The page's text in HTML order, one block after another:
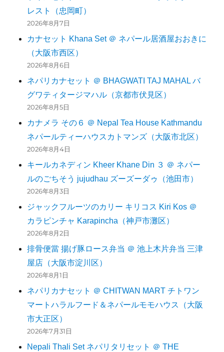
レスト（忠岡町）
2026年8月7日
カナセット Khana Set ＠ ネパール居酒屋おおきに
（大阪市西区）
2026年8月6日
ネパリカナセット ＠ BHAGWATI TAJ MAHAL バ
グワティタージマハル（京都市伏見区）
2026年8月5日
カナメラ その６ ＠ Nepal Tea House Kathmandu
ネパールティーハウスカトマンズ（大阪市北区）
2026年8月4日
キールカネディン Kheer Khane Din ３ ＠ ネパー
ルのごちそう jujudhau ズーズーダゥ（池田市）
2026年8月3日
ジャックフルーツのカリー キリコス Kiri Kos ＠
カラピンチャ Karapincha（神戸市灘区）
2026年8月2日
排骨便當 揚げ豚ロース弁当 ＠ 池上木片弁当 三津
屋店（大阪市淀川区）
2026年8月1日
ネパリカナセット ＠ CHITWAN MART チトワン
マートハラルフード＆ネパールモモハウス（大阪
市大正区）
2026年7月31日
Nepali Thali Set ネパリタリセット ＠ THE